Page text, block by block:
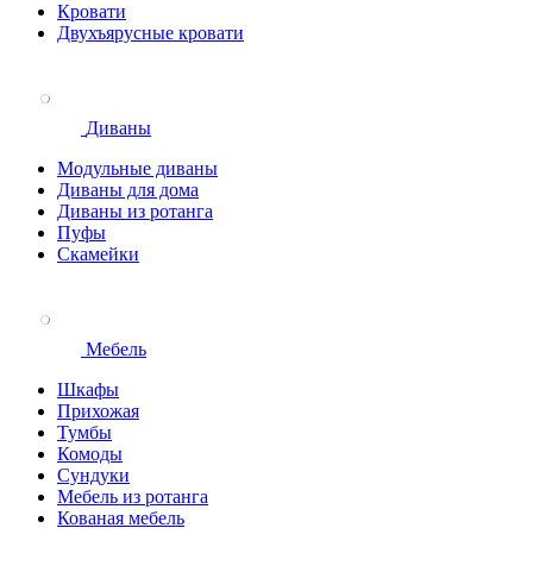
Кровати
Двухъярусные кровати
Диваны
Модульные диваны
Диваны для дома
Диваны из ротанга
Пуфы
Скамейки
Мебель
Шкафы
Прихожая
Тумбы
Комоды
Сундуки
Мебель из ротанга
Кованая мебель